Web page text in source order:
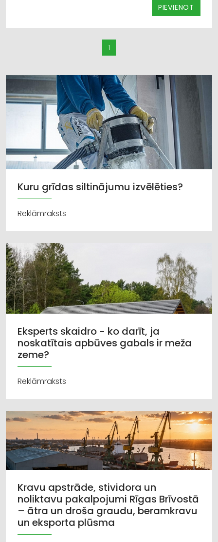
PIEVIENOT
1
Kuru grīdas siltinājumu izvēlēties?
Reklāmraksts
Eksperts skaidro - ko darīt, ja
noskatītais apbūves gabals ir meža
zeme?
Reklāmraksts
Kravu apstrāde, stividora un
noliktavu pakalpojumi Rīgas Brīvostā
– ātra un droša graudu, beramkravu
un eksporta plūsma